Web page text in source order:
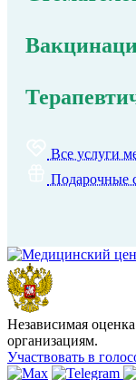
Все услуги
Подарочные
Независимая
организациям.
Участвовать в